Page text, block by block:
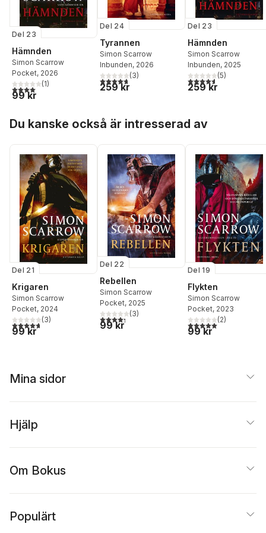
Del 23
Hämnden
Simon Scarrow
Pocket, 2026
4,0utav 5 stjärnor. Totalt antal röster:
(1)
99 kr
Del 24
Tyrannen
Simon Scarrow
Inbunden, 2026
4,7utav 5 stjärnor. Totalt antal röster:
(3)
259 kr
Del 23
Hämnden
Simon Scarrow
Inbunden, 2025
4,6utav 5 stjärnor.
(5)
259 kr
Du kanske också är intresserad av
Del 21
Krigaren
Simon Scarrow
Pocket, 2024
4,7utav 5 stjärnor. Totalt antal röster:
(3)
99 kr
Del 22
Rebellen
Simon Scarrow
Pocket, 2025
4,3utav 5 stjärnor. Totalt antal röster:
(3)
99 kr
Del 19
Flykten
Simon Scarrow
Pocket, 2023
5,0utav 5 stjärnor.
(2)
99 kr
Mina sidor
Hjälp
Om Bokus
Populärt